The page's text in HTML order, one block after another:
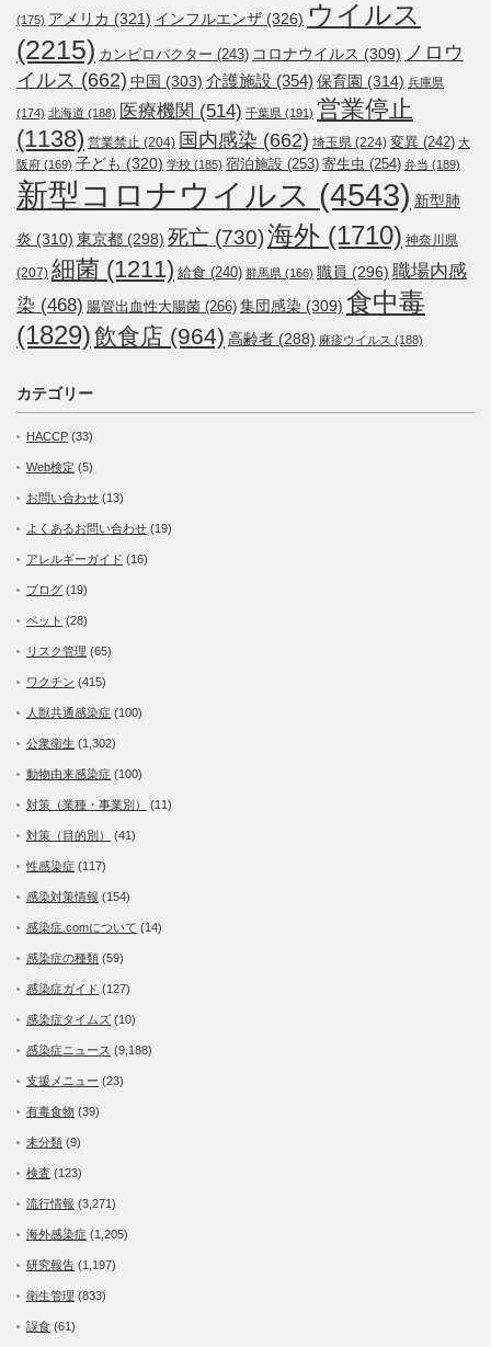
(175) アメリカ (321) インフルエンザ (326) ウイルス
(2215) カンピロバクター (243) コロナウイルス (309) ノロウ
イルス (662) 中国 (303) 介護施設 (354) 保育園 (314) 兵庫県
(174) 北海道 (188) 医療機関 (514) 千葉県 (191) 営業停止
(1138) 営業禁止 (204) 国内感染 (662) 埼玉県 (224) 変異 (242) 大
阪府 (169) 子ども (320) 学校 (185) 宿泊施設 (253) 寄生虫 (254) 弁当 (189)
新型コロナウイルス (4543) 新型肺
炎 (310) 東京都 (298) 死亡 (730)海外 (1710) 神奈川県
(207) 細菌 (1211) 給食 (240) 群馬県 (166) 職員 (296) 職場内感
染 (468) 腸管出血性大腸菌 (266) 集団感染 (309) 食中毒
(1829)飲食店 (964) 高齢者 (288) 麻疹ウイルス (188)
カテゴリー
HACCP (33)
Web検定 (5)
お問い合わせ (13)
よくあるお問い合わせ (19)
アレルギーガイド (16)
ブログ (19)
ペット (28)
リスク管理 (65)
ワクチン (415)
人獣共通感染症 (100)
公衆衛生 (1,302)
動物由来感染症 (100)
対策（業種・事業別） (11)
対策（目的別） (41)
性感染症 (117)
感染対策情報 (154)
感染症.comについて (14)
感染症の種類 (59)
感染症ガイド (127)
感染症タイムズ (10)
感染症ニュース (9,188)
支援メニュー (23)
有毒食物 (39)
未分類 (9)
検査 (123)
流行情報 (3,271)
海外感染症 (1,205)
研究報告 (1,197)
衛生管理 (833)
誤食 (61)